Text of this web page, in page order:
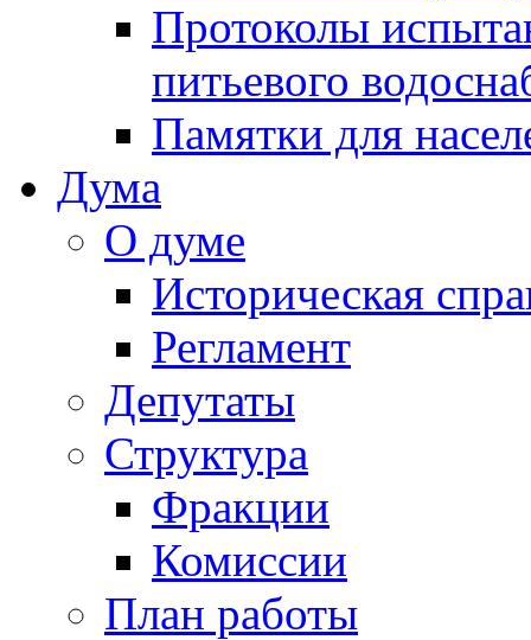
Протоколы
питьевого
Памятки для
Дума
О думе
Историческая
Регламент
Депутаты
Структура
Фракции
Комиссии
План работы